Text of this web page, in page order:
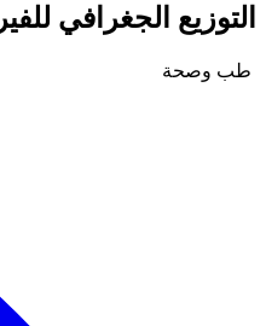
التوزيع الجغرافي للفيروس
طب وصحة